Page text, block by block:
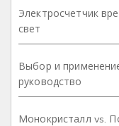
Электросчетчик
свет
Выбор и
руководство
Монокристалл vs.